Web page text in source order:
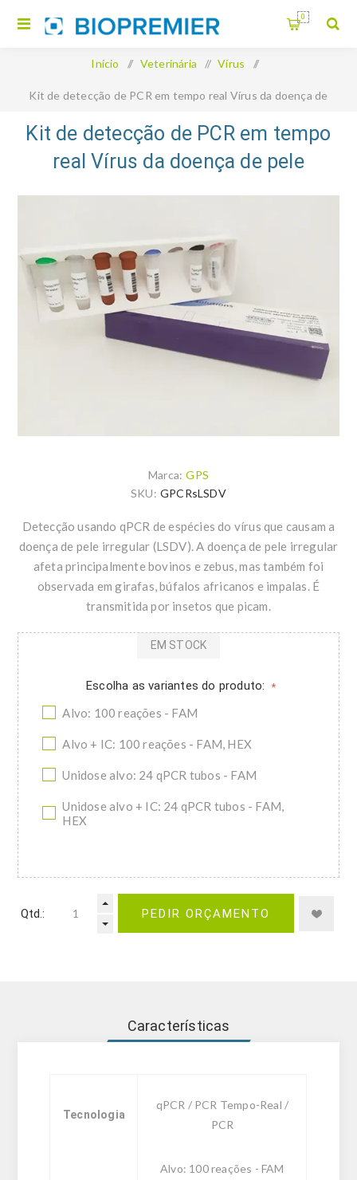
0
Início / Veterinária / Vírus /
Kit de detecção de PCR em tempo real Vírus da doença de
pele irregular
Kit de detecção de PCR em tempo
real Vírus da doença de pele
irregular
Marca: GPS
SKU: GPCRsLSDV
Detecção usando qPCR de espécies do vírus que causam a
doença de pele irregular (LSDV). A doença de pele irregular
afeta principalmente bovinos e zebus, mas também foi
observada em girafas, búfalos africanos e impalas. É
transmitida por insetos que picam.
Escolha as variantes do produto: *
Alvo: 100 reações - FAM
Alvo + IC: 100 reações - FAM, HEX
Unidose alvo: 24 qPCR tubos - FAM
Unidose alvo + IC: 24 qPCR tubos - FAM,
HEX
EM STOCK
Qtd.: PEDIR ORÇAMENTO
Características
Tecnologia
qPCR / PCR Tempo-Real /
PCR
Alvo: 100 reações - FAM